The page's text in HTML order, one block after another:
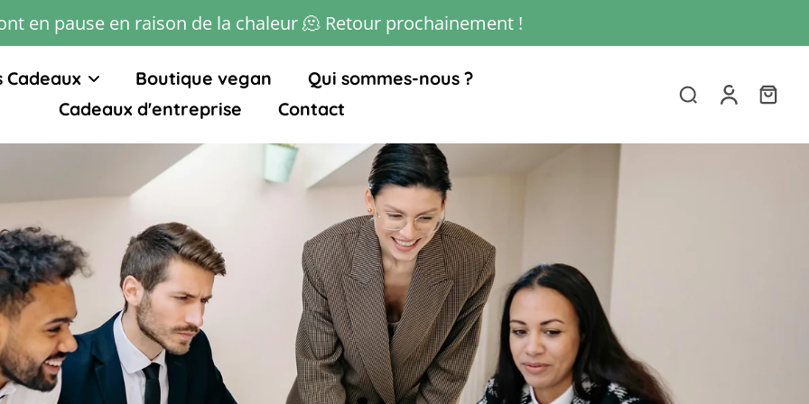
en pause en raison de la chaleur 🫠 Retour prochainement !
nos Box
Sans
Boutique vegan
Qui sommes-nous ?
Cadeaux d'entreprise
Contact